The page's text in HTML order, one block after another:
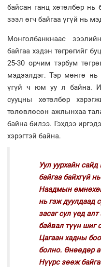
байсан ганц хөтөлбөр нь
зээл өгч байгаа үгүй нь
Монголбанкнаас
байгаа хэдэн төгрөгийг
25-30 орчим тэрбум
мэдээлдэг. Тэр мөнгө
үгүй ч юм уу л байна.
сууцны хөтөлбөр
төлөвлөсөн ажлынхаа
байна билээ. Гэхдээ
хэрэгтэй байна.
Уул уурхайн
байгаа байхгүй
Наадмын өмнөхөн
нь гэж дуулдаад
засаг сул үед
байвал түүн шиг
Цагаан хадны
болно. Өнөөдөр
Нүүрс зөөж